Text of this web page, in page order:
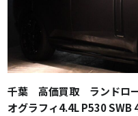
千葉 高価買取 ランドロー
オグラフィ4.4L P530 SWB